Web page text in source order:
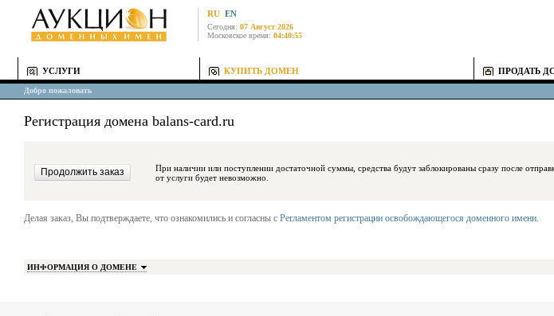
RU EN
Сегодня: 07 Август 2026
Московское время: 04:40:55
УСЛУГИ КУПИТЬ ДОМЕН ПРОДАТЬ
Добро пожаловать
Регистрация домена balans-card.ru
При наличии или поступлении достаточной суммы, средства будут заблокированы сразу после отправки заказа. После блокировки средств
от услуги будет невозможно.
Делая заказ, Вы подтверждаете, что ознакомились и согласны с Регламентом регистрации освобождающегося доменного имени.
ИНФОРМАЦИЯ О ДОМЕНЕ